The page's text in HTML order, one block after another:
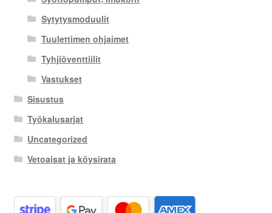
Sytytysmoduulit
Tuulettimen ohjaimet
Tyhjiöventtiilit
Vastukset
Sisustus
Työkalusarjat
Uncategorized
Vetoaisat ja köysirata